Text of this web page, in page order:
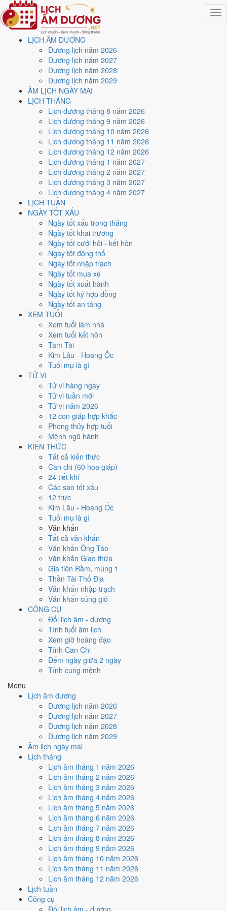
LỊCH ÂM DƯƠNG
Dương lịch năm 2026
Dương lịch năm 2027
Dương lịch năm 2028
Dương lịch năm 2029
ÂM LỊCH NGÀY MAI
LỊCH THÁNG
Lịch dương tháng 8 năm 2026
Lịch dương tháng 9 năm 2026
Lịch dương tháng 10 năm 2026
Lịch dương tháng 11 năm 2026
Lịch dương tháng 12 năm 2026
Lịch dương tháng 1 năm 2027
Lịch dương tháng 2 năm 2027
Lịch dương tháng 3 năm 2027
Lịch dương tháng 4 năm 2027
LỊCH TUẦN
NGÀY TỐT XẤU
Ngày tốt xấu trong tháng
Ngày tốt khai trương
Ngày tốt cưới hỏi - kết hôn
Ngày tốt động thổ
Ngày tốt nhập trạch
Ngày tốt mua xe
Ngày tốt xuất hành
Ngày tốt ký hợp đồng
Ngày tốt an táng
XEM TUỔI
Xem tuổi làm nhà
Xem tuổi kết hôn
Tam Tai
Kim Lâu - Hoang Ốc
Tuổi mụ là gì
TỬ VI
Tử vi hàng ngày
Tử vi tuần mới
Tử vi năm 2026
12 con giáp hợp khắc
Phong thủy hợp tuổi
Mệnh ngũ hành
KIẾN THỨC
Tất cả kiến thức
Can chi (60 hoa giáp)
24 tiết khí
Các sao tốt xấu
12 trực
Kim Lâu - Hoang Ốc
Tuổi mụ là gì
Văn khấn
Tất cả văn khấn
Văn khấn Ông Táo
Văn khấn Giao thừa
Gia tiên Rằm, mùng 1
Thần Tài Thổ Địa
Văn khấn nhập trạch
Văn khấn cúng giỗ
CÔNG CỤ
Đổi lịch âm - dương
Tính tuổi âm lịch
Xem giờ hoàng đạo
Tính Can Chi
Đếm ngày giữa 2 ngày
Tính cung mệnh
Menu
Lịch âm dương
Dương lịch năm 2026
Dương lịch năm 2027
Dương lịch năm 2028
Dương lịch năm 2029
Âm lịch ngày mai
Lịch tháng
Lịch âm tháng 1 năm 2026
Lịch âm tháng 2 năm 2026
Lịch âm tháng 3 năm 2026
Lịch âm tháng 4 năm 2026
Lịch âm tháng 5 năm 2026
Lịch âm tháng 6 năm 2026
Lịch âm tháng 7 năm 2026
Lịch âm tháng 8 năm 2026
Lịch âm tháng 9 năm 2026
Lịch âm tháng 10 năm 2026
Lịch âm tháng 11 năm 2026
Lịch âm tháng 12 năm 2026
Lịch tuần
Công cụ
Đổi lịch âm - dương
Trang chủ
Lịch năm 2025
Tháng 4/2025
Ngày 22/4/2025 (Tân Dậu)
Xem ngày22/4/2025
lịch - Ngày 25/3 âm lịch
(Tân Dậu) tốt hay xấu?
Ngày 22/4/2025 dương lịch (Thứ Ba) là ngày 25/3/2025 âm lịch
Tân Dậu- Cùng hành, Trực Chấp, Sao Chủy, nạp âm Thạch
Lựu Mộc. Tổng hòa, đây làNgày Bình Hòavới điểm trung bình
cho các việc quan trọng. Giờ Hoàng Đạo trong ngày:
Ngọ, Mùi, Dậu
Ngày Dương
Tháng 4 năm 2025
Tháng 3 âm năm 2025
Tiết Cốc Vũ
Mậu Tý
Ngày Tân Dậu có TrựcChấp(ngày nắm giữ, bắt giữ) và gặp Sao
Quang (Thiên Đức) hoàng đạo
Ngày Bình Hòa , phù hợp với công việc thường ngày.
Sửu, Tỵ, Thìnhợp ngày; tuổiMão
Ngày 22/4/2025 tốt hay xấu cho
việc gì?
Ngày 22/4/2025 đạt5.7/10 trung bình cho 7 việc chính: cao nhất là
Thu nợ - đòi tiền (8/10)
Chấp (ngày nắm giữ, bắt giữ) và gặp Sao Bảo Quang (Thiên Đức)
hoàng đạo nên điểm từng việc chênh nhau như bảng dưới.
Cưới hỏi - đính hôn
Trung bình
Cưới hỏi - đính hôn hôm nay ở
Ngày Hoàng Đạo, nhưng Sao Chủy kéo giảm điểm.
Cách tính ngày tốt
Khai trương - mở cửa hàng
Tốt
Khai trương - mở cửa hàng hôm nay ở
Ngày Hoàng Đạo.
Cách tính ngày tốt
Ký hợp đồng - giao ước
Tốt
Ký hợp đồng - giao ước hôm nay ở
Ngày Hoàng Đạo.
Cách tính ngày tốt
🏗️
Động thổ - khởi công
Tốt
Động thổ - khởi công hôm nay ở
Hoàng Đạo.
Cách tính ngày tốt
🏡 Nhập trạch - vào nhà mới
Tốt
Nhập trạch - vào nhà mới hôm nay ở
Ngày Hoàng Đạo.
Cách tính ngày tốt
Mua xe - tậu xe
Tốt
Mua xe - tậu xe hôm nay ởmức tốt (6/10)
Hoàng Đạo.
Cách tính ngày tốt
Xuất hành - đi xa
Trung bình
Xuất hành - đi xa hôm nay ở
Ngày Hoàng Đạo